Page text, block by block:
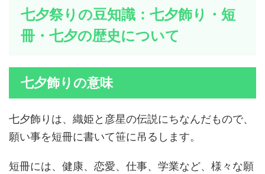
七夕祭りの豆知識：七夕飾り・短
冊・七夕の歴史について
七夕飾りの意味
七夕飾りは、織姫と彦星の伝説にちなんだもので、
願い事を短冊に書いて笹に吊るします。
短冊には、健康、恋愛、仕事、学業など、様々な願